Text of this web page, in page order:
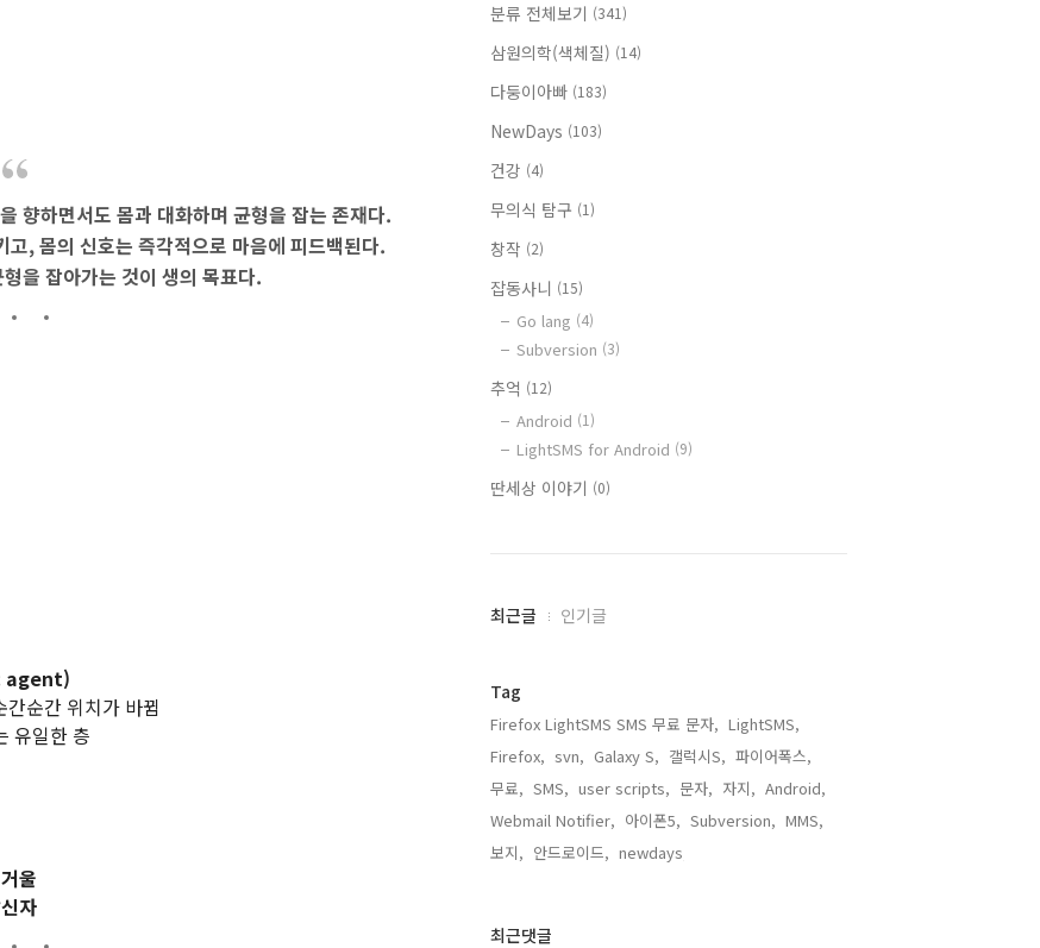
향하면서도 몸과 대화하며 균형을 잡는 존재다.
, 몸의 신호는 즉각적으로 마음에 피드백된다.
을 잡아가는 것이 생의 목표다.
agent)
순간 위치가 바뀜
유일한 층
울
자
분류 전체보기 (341)
삼원의학(색체질) (14)
다둥이아빠 (183)
NewDays (103)
건강 (4)
무의식 탐구 (1)
창작 (2)
잡동사니 (15)
Go lang (4)
Subversion (3)
추억 (12)
Android (1)
LightSMS for Android (9)
딴세상 이야기 (0)
최
과
기
글
최근글 인기글
Tag
Firefox LightSMS SMS 무료 문자, LightSMS,
Firefox, svn, Galaxy S, 갤럭시S, 파이어폭스,
무료, SMS, user scripts, 문자, 자지, Android,
Webmail Notifier, 아이폰5, Subversion, MMS,
보지, 안드로이드, newdays,
최근댓글